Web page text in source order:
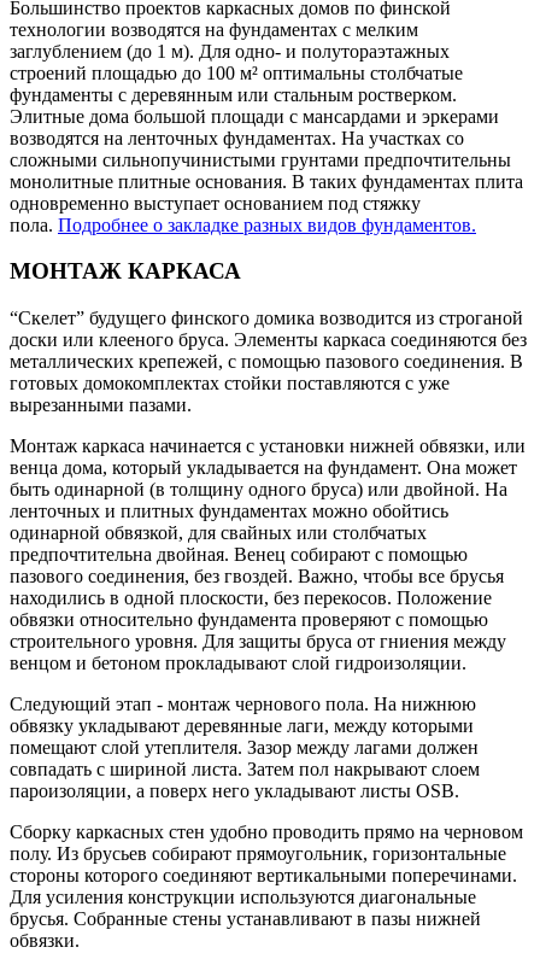
Большинство проектов каркасных домов по финской
технологии возводятся на фундаментах с мелким
заглублением (до 1 м). Для одно- и полутораэтажных
строений площадью до 100 м² оптимальны столбчатые
фундаменты с деревянным или стальным ростверком.
Элитные дома большой площади с мансардами и эркерами
возводятся на ленточных фундаментах. На участках со
сложными сильнопучинистыми грунтами предпочтительны
монолитные плитные основания. В таких фундаментах плита
одновременно выступает основанием под стяжку
пола. Подробнее о закладке разных видов фундаментов.
МОНТАЖ КАРКАСА
“Скелет” будущего финского домика возводится из строганой
доски или клееного бруса. Элементы каркаса соединяются без
металлических крепежей, с помощью пазового соединения. В
готовых домокомплектах стойки поставляются с уже
вырезанными пазами.
Монтаж каркаса начинается с установки нижней обвязки, или
венца дома, который укладывается на фундамент. Она может
быть одинарной (в толщину одного бруса) или двойной. На
ленточных и плитных фундаментах можно обойтись
одинарной обвязкой, для свайных или столбчатых
предпочтительна двойная. Венец собирают с помощью
пазового соединения, без гвоздей. Важно, чтобы все брусья
находились в одной плоскости, без перекосов. Положение
обвязки относительно фундамента проверяют с помощью
строительного уровня. Для защиты бруса от гниения между
венцом и бетоном прокладывают слой гидроизоляции.
Следующий этап - монтаж чернового пола. На нижнюю
обвязку укладывают деревянные лаги, между которыми
помещают слой утеплителя. Зазор между лагами должен
совпадать с шириной листа. Затем пол накрывают слоем
пароизоляции, а поверх него укладывают листы OSB.
Сборку каркасных стен удобно проводить прямо на черновом
полу. Из брусьев собирают прямоугольник, горизонтальные
стороны которого соединяют вертикальными поперечинами.
Для усиления конструкции используются диагональные
брусья. Собранные стены устанавливают в пазы нижней
обвязки.